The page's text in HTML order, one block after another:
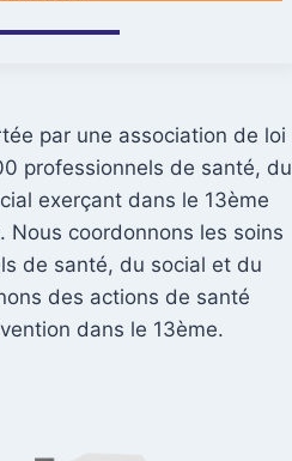
par une association de loi
professionnels de santé, du
exerçant dans le 13ème
Nous coordonnons les soins
de santé, du social et du
des actions de santé
dans le 13ème.